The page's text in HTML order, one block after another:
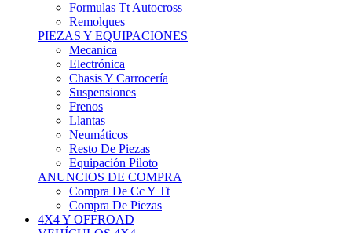
PIEZAS Y EQUIPACIONES
Mecanica
Electrónica
Chasis Y Carrocería
Suspensiones
Frenos
Llantas
Neumáticos
Resto De Piezas
Equipación Piloto
ANUNCIOS DE COMPRA
Compra De Cc Y Tt
Compra De Piezas
4X4 Y OFFROAD
VEHÍCULOS 4X4
Prototipos